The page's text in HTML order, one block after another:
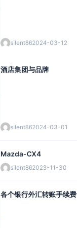
silent862024-03-12
酒店集团与品牌
silent862024-03-01
Mazda-CX4
silent862023-11-30
各个银行外汇转账手续费